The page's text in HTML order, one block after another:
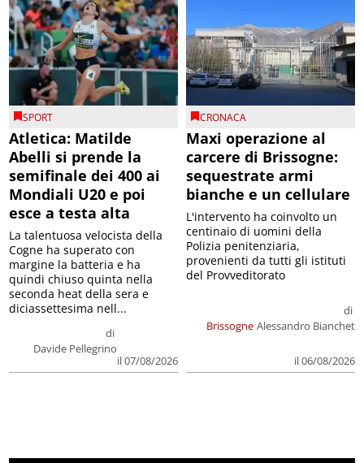
SPORT
Atletica: Matilde
Abelli si prende la
semifinale dei 400 ai
Mondiali U20 e poi
esce a testa alta
di
Davide Pellegrino
il 07/08/2026
La talentuosa velocista della
Cogne ha superato con
margine la batteria e ha
quindi chiuso quinta nella
seconda heat della sera e
diciassettesima nell...
CRONACA
Maxi operazione al
carcere di Brissogne:
sequestrate armi
bianche e un cellulare
Brissogne
di
Alessandro Bianchet
il 06/08/2026
L'intervento ha coinvolto un
centinaio di uomini della
Polizia penitenziaria,
provenienti da tutti gli istituti
del Provveditorato